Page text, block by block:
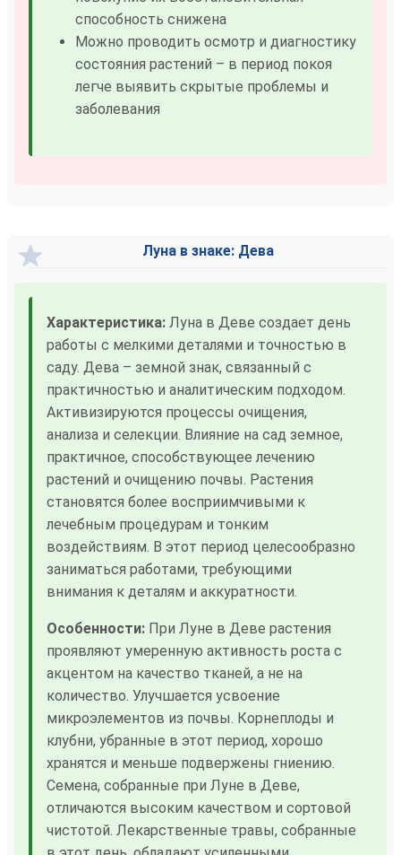
способность снижена
Можно проводить осмотр и диагностику
состояния растений – в период покоя
легче выявить скрытые проблемы и
заболевания
Луна в знаке: Дева
Характеристика: Луна в Деве создает день
работы с мелкими деталями и точностью в
саду. Дева – земной знак, связанный с
практичностью и аналитическим подходом.
Активизируются процессы очищения,
анализа и селекции. Влияние на сад земное,
практичное, способствующее лечению
растений и очищению почвы. Растения
становятся более восприимчивыми к
лечебным процедурам и тонким
воздействиям. В этот период целесообразно
заниматься работами, требующими
внимания к деталям и аккуратности.
Особенности: При Луне в Деве растения
проявляют умеренную активность роста с
акцентом на качество тканей, а не на
количество. Улучшается усвоение
микроэлементов из почвы. Корнеплоды и
клубни, убранные в этот период, хорошо
хранятся и меньше подвержены гниению.
Семена, собранные при Луне в Деве,
отличаются высоким качеством и сортовой
чистотой. Лекарственные травы, собранные